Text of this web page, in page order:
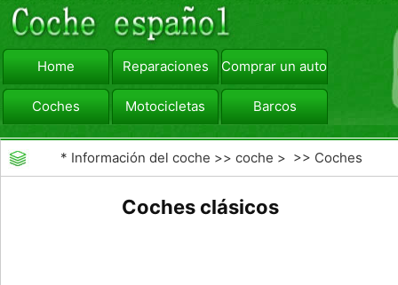
Home Reparaciones Comprar un automóvil
Coches Motocicletas Barcos
viajar Camiones
* Información del coche >>coche > >> Coches
Coches clásicos